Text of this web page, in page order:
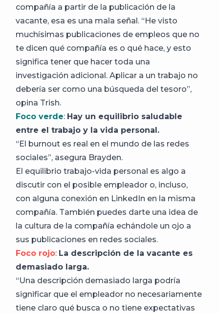
compañía a partir de la publicación de la
vacante, esa es una mala señal. “He visto
muchísimas publicaciones de empleos que no
te dicen qué compañía es o qué hace, y esto
significa tener que hacer toda una
investigación adicional. Aplicar a un trabajo no
debería ser como una búsqueda del tesoro”,
opina Trish.
Foco verde: Hay un equilibrio saludable
entre el trabajo y la vida personal.
“El burnout es real en el mundo de las redes
sociales”, asegura Brayden.
El equilibrio trabajo-vida personal es algo a
discutir con el posible empleador o, incluso,
con alguna conexión en LinkedIn en la misma
compañía. También puedes darte una idea de
la cultura de la compañía echándole un ojo a
sus publicaciones en redes sociales.
Foco rojo: La descripción de la vacante es
demasiado larga.
“Una descripción demasiado larga podría
significar que el empleador no necesariamente
tiene claro qué busca o no tiene expectativas